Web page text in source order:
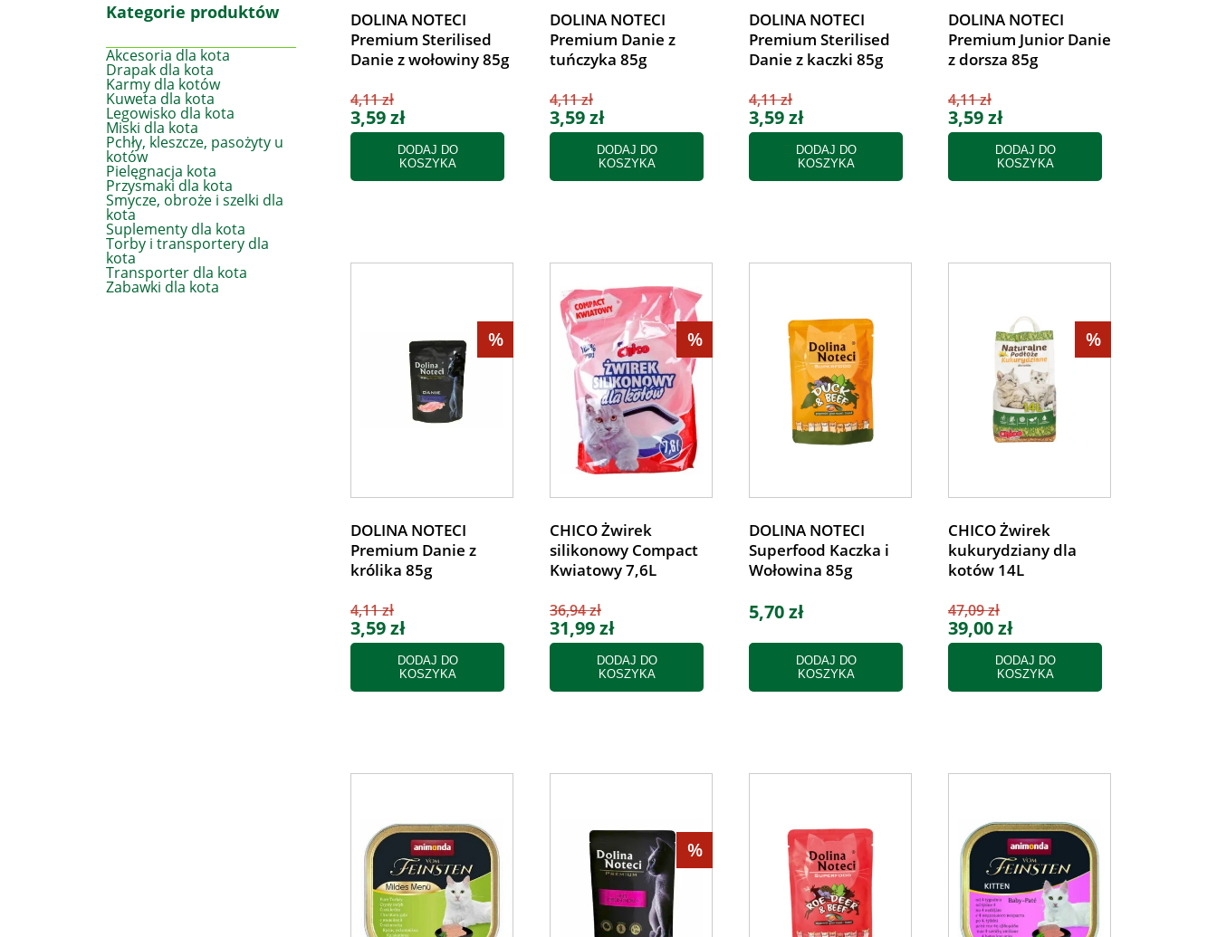
Kategorie produktów
Akcesoria dla kota
Drapak dla kota
Karmy dla kotów
Kuweta dla kota
Legowisko dla kota
Miski dla kota
Pchły, kleszcze, pasożyty u
kotów
Pielęgnacja kota
Przysmaki dla kota
Smycze, obroże i szelki dla
kota
Suplementy dla kota
Torby i transportery dla
kota
Transporter dla kota
Zabawki dla kota
DOLINA NOTECI
Premium Sterilised
Danie z wołowiny 85g
4,11 zł
3,59 zł
DODAJ DO
KOSZYKA
DOLINA NOTECI
Premium Danie z
tuńczyka 85g
4,11 zł
3,59 zł
DODAJ DO
KOSZYKA
DOLINA NOTECI
Premium Sterilised
Danie z kaczki 85g
4,11 zł
3,59 zł
DODAJ DO
KOSZYKA
DOLINA NOTECI
Premium Junior Danie
z dorsza 85g
4,11 zł
3,59 zł
DODAJ DO
KOSZYKA
%
DOLINA NOTECI
Premium Danie z
królika 85g
4,11 zł
3,59 zł
DODAJ DO
KOSZYKA
%
CHICO Żwirek
silikonowy Compact
Kwiatowy 7,6L
36,94 zł
31,99 zł
DODAJ DO
KOSZYKA
DOLINA NOTECI
Superfood Kaczka i
Wołowina 85g
5,70 zł
DODAJ DO
KOSZYKA
%
CHICO Żwirek
kukurydziany dla
kotów 14L
47,09 zł
39,00 zł
DODAJ DO
KOSZYKA
%